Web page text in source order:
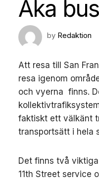
Åka
by Redaktion
Att resa till San
resa igenom
och vyerna finns.
faktiskt ett välkänt
transportsätt i hela
Det finns två
11th Street service